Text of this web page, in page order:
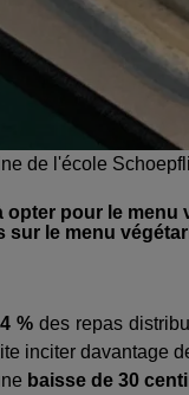
de l'école
opter pour le
sur le menu
%des repas
inciter davantage
baisse de 30